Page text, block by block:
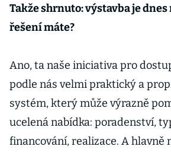
Takže shrnuto: výstavba je
řešení máte?
Ano, ta naše iniciativa pro
podle nás velmi praktický a
systém, který může výrazně
ucelená nabídka: poradenství,
financování, realizace. A hlavně